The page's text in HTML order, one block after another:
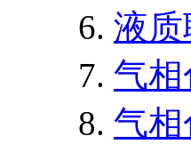
液
气相
气相